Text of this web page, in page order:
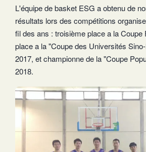
L'équipe de basket ESG a obtenu de
résultats lors des compétitions
fil des ans : troisième place a la Coupe
place a la "Coupe des Universités
2017, et championne de la "Coupe
2018.